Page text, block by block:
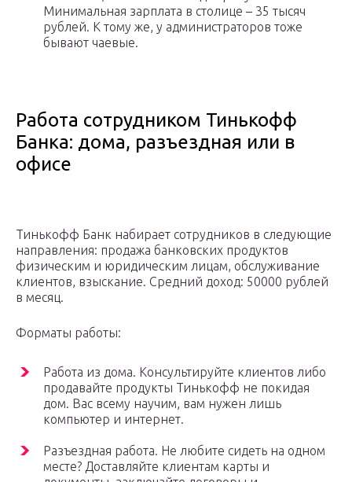
Минимальная зарплата в столице – 35 тысяч
рублей. К тому же, у администраторов тоже
бывают чаевые.
Работа сотрудником Тинькофф
Банка: дома, разъездная или в
офисе
Тинькофф Банк набирает сотрудников в следующие
направления: продажа банковских продуктов
физическим и юридическим лицам, обслуживание
клиентов, взыскание. Средний доход: 50000 рублей
в месяц.
Форматы работы:
Работа из дома. Консультируйте клиентов либо
продавайте продукты Тинькофф не покидая
дом. Вас всему научим, вам нужен лишь
компьютер и интернет.
Разъездная работа. Не любите сидеть на одном
месте? Доставляйте клиентам карты и